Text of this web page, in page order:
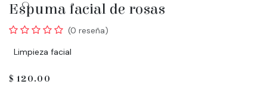
Espuma facial de rosas
(0 reseña)
Limpieza facial
$ 120.00